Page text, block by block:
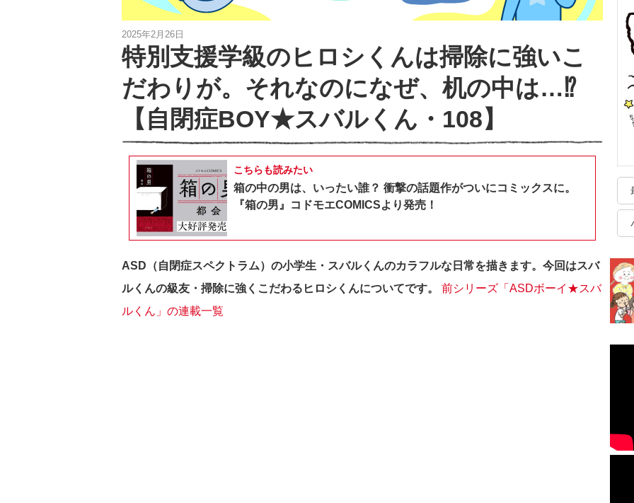
2025年2月26日
特別支援学級のヒロシくんは掃除に強いこ
だわりが。それなのになぜ、机の中は…⁉︎
【自閉症BOY★スバルくん・108】
こちらも読みたい
箱の中の男は、いったい誰？ 衝撃の話題作がついにコミックスに。
『箱の男』コドモエCOMICSより発売！
ASD（自閉症スペクトラム）の小学生・スバルくんのカラフルな日常を描きます。今回はスバ
ルくんの級友・掃除に強くこだわるヒロシくんについてです。
前シリーズ「ASDボーイ★スバ
ルくん」の連載一覧